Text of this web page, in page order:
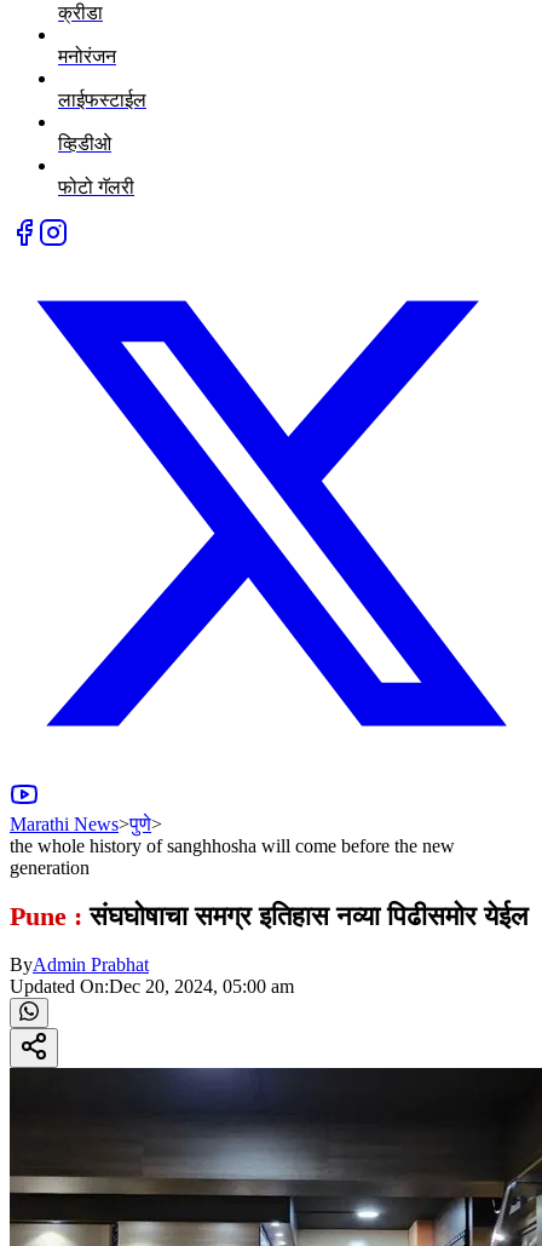
क्रीडा
मनोरंजन
लाईफस्टाईल
व्हिडीओ
फोटो गॅलरी
Marathi News>पुणे>
the whole history of sanghhosha will come before the new
generation
Pune : संघघोषाचा समग्र इतिहास नव्या पिढीसमोर येईल
ByAdmin Prabhat
Updated On:Dec 20, 2024, 05:00 am